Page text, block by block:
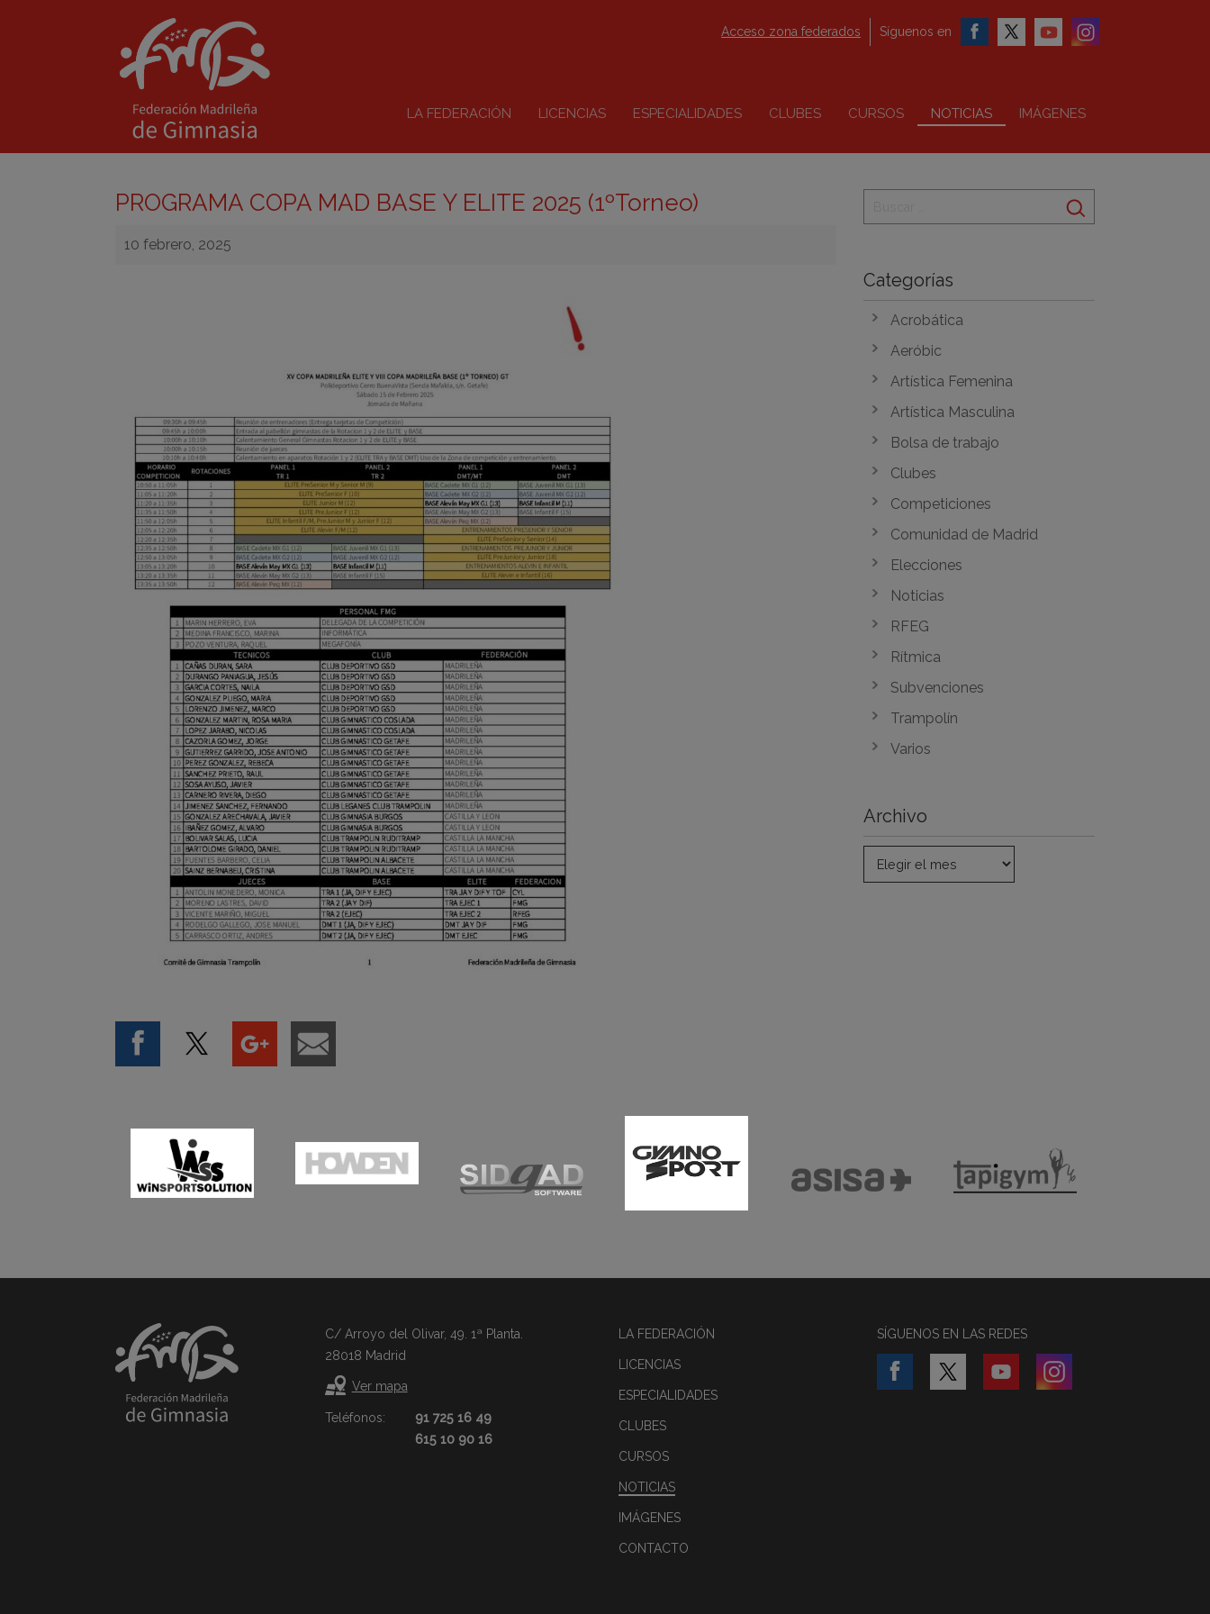
LA FEDERACIÓN LICENCIAS ESPECIALIDADES CLUBES CURSOS NOTICIAS IMÁGENES
Acceso zona federados Síguenos en
PROGRAMA COPA MAD BASE Y ELITE 2025 (1ºTorneo)
10 febrero, 2025
Categorías
Acrobática
Aeróbic
Artística Femenina
Artística Masculina
Bolsa de trabajo
Clubes
Competiciones
Comunidad de Madrid
Elecciones
Noticias
RFEG
Rítmica
Subvenciones
Trampolín
Varios
Archivo
C/ Arroyo del Olivar, 49. 1ª Planta.
28018 Madrid
Ver mapa
Teléfonos:
91 725 16 49
615 10 90 16
LA FEDERACIÓN
LICENCIAS
ESPECIALIDADES
CLUBES
CURSOS
NOTICIAS
IMÁGENES
CONTACTO
SÍGUENOS EN LAS REDES